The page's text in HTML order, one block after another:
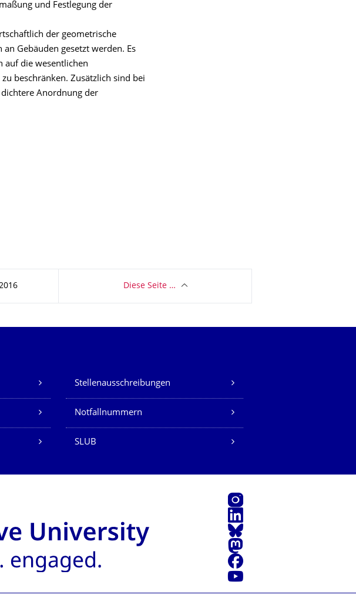
und Festlegung der
der geometrische
Gebäuden gesetzt werden. Es
auf die wesentlichen
beschränken. Zusätzlich sind bei
Anordnung der
Diese Seite …
Stellenausschreibungen
Notfallnummern
SLUB
Instagram
LinkedIn
Bluesky
Mastodon
Facebook
Youtube